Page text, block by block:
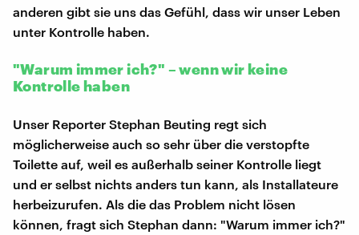
anderen gibt sie uns das Gefühl, dass wir unser Leben
unter Kontrolle haben.
"Warum immer ich?" – wenn wir keine
Kontrolle haben
Unser Reporter Stephan Beuting regt sich
möglicherweise auch so sehr über die verstopfte
Toilette auf, weil es außerhalb seiner Kontrolle liegt
und er selbst nichts anders tun kann, als Installateure
herbeizurufen. Als die das Problem nicht lösen
können, fragt sich Stephan dann: "Warum immer ich?"